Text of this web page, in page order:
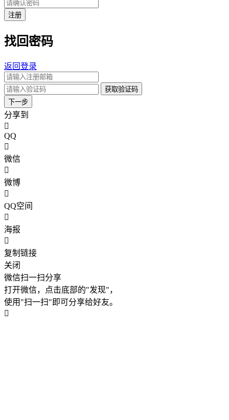
注册
找回密码
返回登录
获取验证码
下一步
分享到
QQ
微信
微博
QQ空间
海报
复制链接
关闭
微信扫一扫分享
打开微信，点击底部的"发现"，
使用"扫一扫"即可分享给好友。